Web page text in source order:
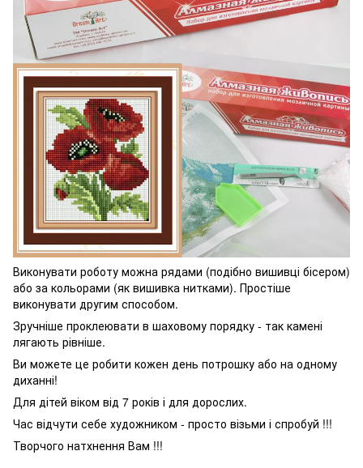
Виконувати роботу можна рядами (подібно вишивці бісером)
або за кольорами (як вишивка нитками). Простіше
виконувати другим способом.
Зручніше проклеювати в шаховому порядку - так камені
лягають рівніше.
Ви можете це робити кожен день потрошку або на одному
диханні!
Для дітей віком від 7 років і для дорослих.
Час відчути себе художником - просто візьми і спробуй !!!
Творчого натхнення Вам !!!